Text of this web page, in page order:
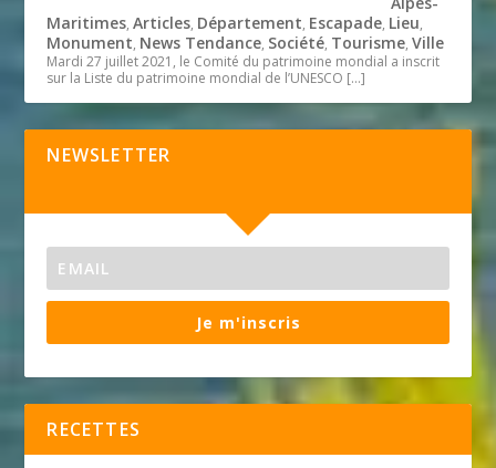
Maritimes,Articles, Département, Escapade, Lieu,
Monument, News Tendance, Société, Tourisme,Ville
Mardi 27 juillet 2021, le Comité du patrimoine mondial a inscrit
sur la Liste du patrimoine mondial de l’UNESCO […]
NEWSLETTER
Je m'inscris
RECETTES